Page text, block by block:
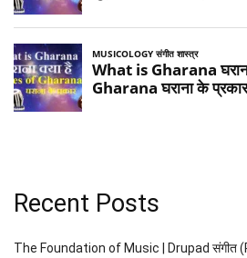
Recent Posts
The Foundation of Music | Drupad संगीत